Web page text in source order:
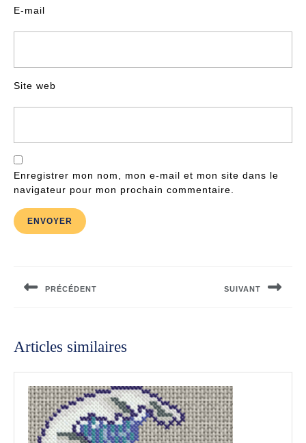
E-mail
Site web
Enregistrer mon nom, mon e-mail et mon site dans le
navigateur pour mon prochain commentaire.
l’articlePRÉCÉDENT SUIVANT
Articles similaires